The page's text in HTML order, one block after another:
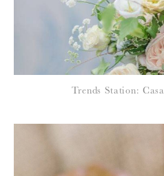
Trends Station: